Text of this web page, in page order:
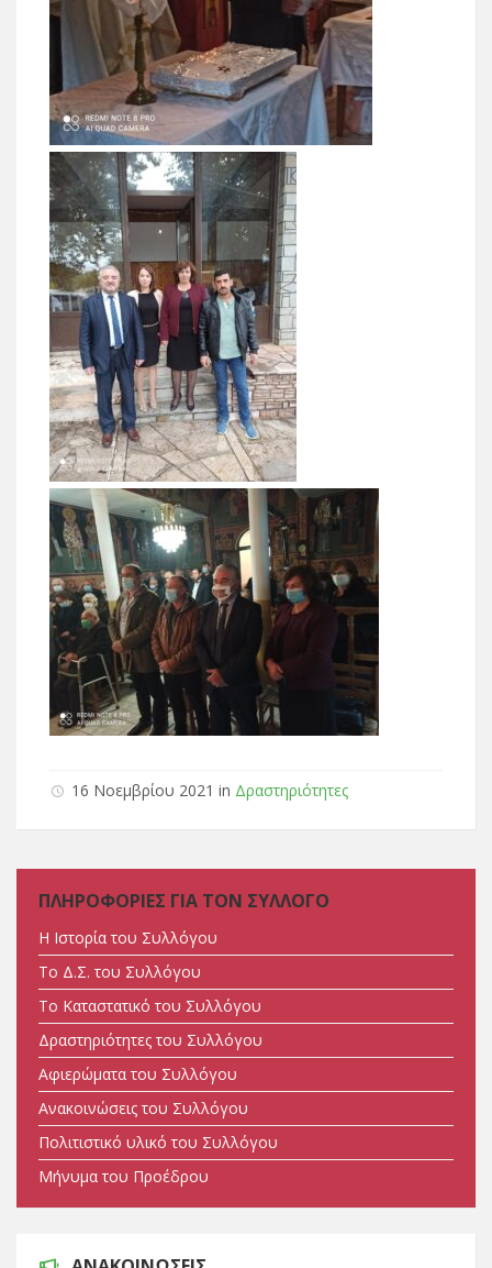
16 Νοεμβρίου 2021 in Δραστηριότητες
ΠΛΗΡΟΦΟΡΙΕΣ ΓΙΑ ΤΟΝ ΣΥΛΛΟΓΟ
Η Ιστορία του Συλλόγου
Tο Δ.Σ. του Συλλόγου
Tο Καταστατικό του Συλλόγου
Δραστηριότητες του Συλλόγου
Αφιερώματα του Συλλόγου
Ανακοινώσεις του Συλλόγου
Πολιτιστικό υλικό του Συλλόγου
Μήνυμα του Προέδρου